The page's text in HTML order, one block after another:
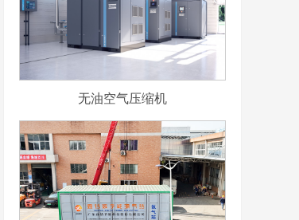
无油空气压缩机